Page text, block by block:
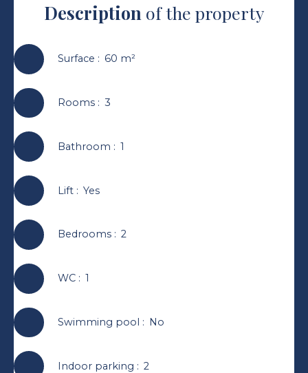
Description of the property
Surface : 60 m²
Rooms: 3
Bathroom : 1
Lift: Yes
Bedrooms: 2
WC: 1
Swimming pool : No
Indoor parking : 2